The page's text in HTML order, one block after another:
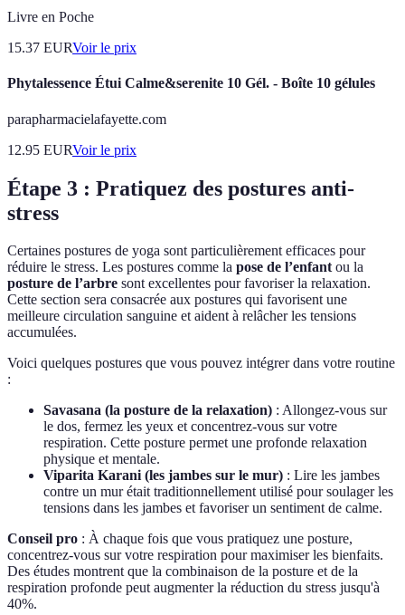
Livre en Poche
15.37 EURVoir le prix
Phytalessence Étui Calme&serenite 10 Gél. - Boîte 10 gélules
parapharmacielafayette.com
12.95 EURVoir le prix
Étape 3 : Pratiquez des postures anti-
stress
Certaines postures de yoga sont particulièrement efficaces pour
réduire le stress. Les postures comme la pose de l’enfantou la
posture de l’arbre sont excellentes pour favoriser la relaxation.
Cette section sera consacrée aux postures qui favorisent une
meilleure circulation sanguine et aident à relâcher les tensions
accumulées.
Voici quelques postures que vous pouvez intégrer dans votre routine
:
Savasana (la posture de la relaxation) : Allongez-vous sur
le dos, fermez les yeux et concentrez-vous sur votre
respiration. Cette posture permet une profonde relaxation
physique et mentale.
Viparita Karani (les jambes sur le mur) : Lire les jambes
contre un mur était traditionnellement utilisé pour soulager les
tensions dans les jambes et favoriser un sentiment de calme.
Conseil pro : À chaque fois que vous pratiquez une posture,
concentrez-vous sur votre respiration pour maximiser les bienfaits.
Des études montrent que la combinaison de la posture et de la
respiration profonde peut augmenter la réduction du stress jusqu'à
40%.